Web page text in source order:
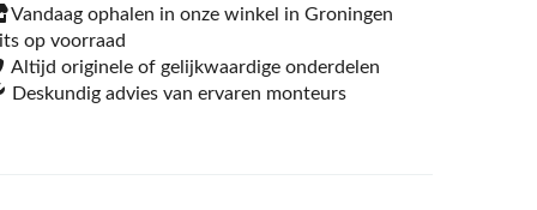
Vandaag ophalen in onze winkel in Groningen
op voorraad
Altijd originele of gelijkwaardige onderdelen
Deskundig advies van ervaren monteurs